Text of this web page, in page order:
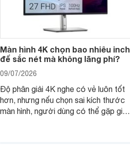
Màn hình 4K chọn bao nhiêu inch
để sắc nét mà không lãng phí?
09/07/2026
Độ phân giải 4K nghe có vẻ luôn tốt
hơn, nhưng nếu chọn sai kích thước
màn hình, người dùng có thể gặp giao